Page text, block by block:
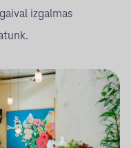
izgalmas